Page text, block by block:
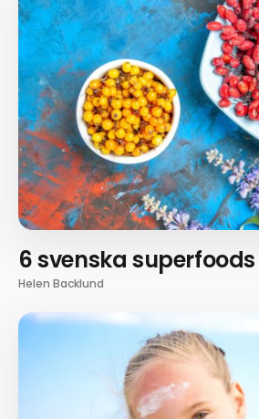
6 svenska
Helen Backlund